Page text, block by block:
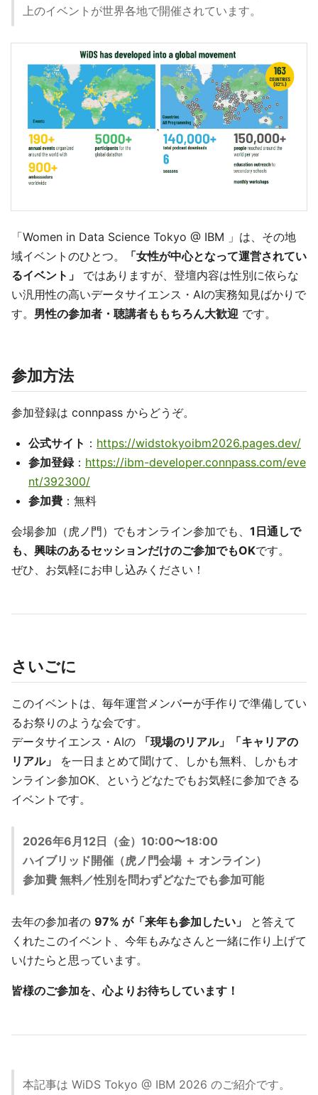
上のイベントが世界各地で開催されています。
「Women in Data Science Tokyo @ IBM 」は、その地
域イベントのひとつ。
「女性が中心となって運営されてい
るイベント」
ではありますが、登壇内容は性別に依らな
い汎用性の高いデータサイエンス・AIの実務知見ばかりで
す。 男性の参加者・聴講者ももちろん大歓迎 です。
参加方法
参加登録は connpass からどうぞ。
公式サイト ： https://widstokyoibm2026.pages.dev/
参加登録： https://ibm-developer.connpass.com/eve
nt/392300/
参加費 ：無料
会場参加（虎ノ門）でもオンライン参加でも、 1日通しで
も、興味のあるセッションだけのご参加でもOKです。
ぜひ、お気軽にお申し込みください！
さいごに
このイベントは、毎年運営メンバーが手作りで準備してい
るお祭りのような会です。
データサイエンス・AIの
「現場のリアル」「キャリアの
リアル」
を一日まとめて聞けて、しかも無料、しかもオ
ンライン参加OK、というどなたでもお気軽に参加できる
イベントです。
2026年6月12日（金）10:00〜18:00
ハイブリッド開催（虎ノ門会場 ＋ オンライン）
参加費 無料／性別を問わずどなたでも参加可能
去年の参加者の 97% が「来年も参加したい」
と答えて
くれたこのイベント、今年もみなさんと一緒に作り上げて
いけたらと思っています。
皆様のご参加を、心よりお待ちしています！
本記事は WiDS Tokyo @ IBM 2026 のご紹介です。